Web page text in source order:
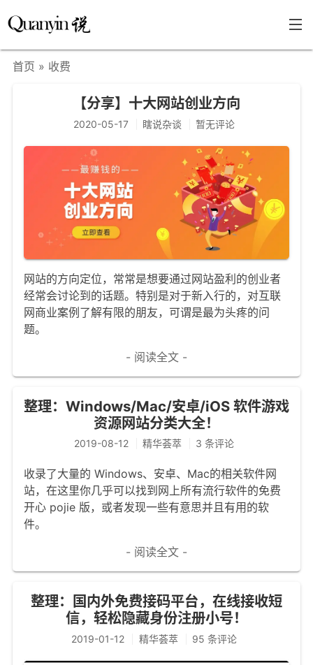
文章分类
精华荟萃
其他页面
关于
只言片语
谷歌站内搜索
友情链接
赞赏与支持
首页 » 收费
【分享】十大网站创业方向
2020-05-17 瞎说杂谈 暂无评论
网站的方向定位，常常是想要通过网站盈利的创业者
经常会讨论到的话题。特别是对于新入行的，对互联
网商业案例了解有限的朋友，可谓是最为头疼的问
题。
- 阅读全文 -
整理：Windows/Mac/安卓/iOS 软件游戏
资源网站分类大全！
2019-08-12 精华荟萃 3 条评论
收录了大量的 Windows、安卓、Mac的相关软件网
站，在这里你几乎可以找到网上所有流行软件的免费
开心 pojie 版，或者发现一些有意思并且有用的软
件。
- 阅读全文 -
整理：国内外免费接码平台，在线接收短
信，轻松隐藏身份注册小号！
2019-01-12 精华荟萃 95 条评论